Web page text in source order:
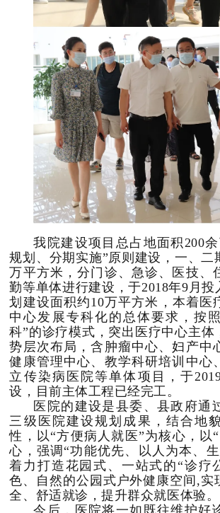
我院建设项目总占地面积200
规划、分期实施”原则建设，一、二
万平方米，分门诊、急诊、医技、
勤等单体进行建设，于2018年9月投
划建设面积约10万平方米，本着医
中心发展专科化的总体要求，按
科”的诊疗模式，突出医疗中心主体
势层次布局，含肿瘤中心、妇产中
健康管理中心、教学科研培训中心
立传染病医院等单体项目，于
设，目前主体工程已经完工。
医院的建设是县委、县政府通
三级医院建设规划成果，结合地
性，以“方便病人就医”为核心，以
心，强调“功能优先、以人为本、生
着力打造花园式、一站式的“诊疗
色、自然的公园式户外健康空间,实
全、舒适就诊，提升群众就医体验。
今后，医院将一如既往维护好